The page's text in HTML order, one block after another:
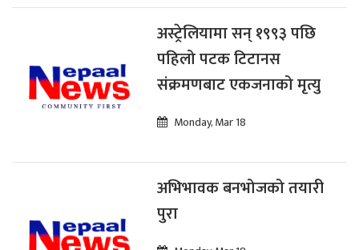
अस्ट्रेलियामा सन् १९९३ पछि
पहिलो पटक टिटानस
संक्रमणबाट एकजनाको मृत्यु
Monday, Mar 18
अभिभावक बनभोजको तयारी
पुरा